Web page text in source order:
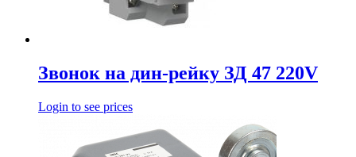
Звонок на дин-рейку ЗД 47 220V
Login to see prices